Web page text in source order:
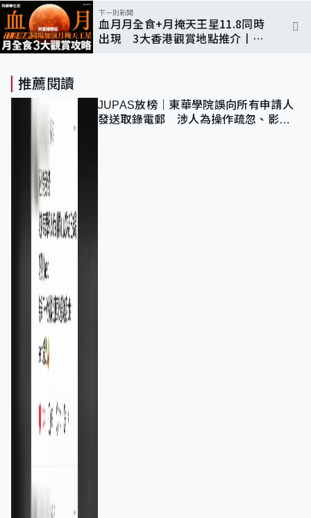
下一則新聞
血月月全食+月掩天王星11.8同時
出現 3大香港觀賞地點推介丨附
推薦閱讀
JUPAS放榜｜東華學院誤向所有申請人
發送取錄電郵 涉人為操作疏忽、影響